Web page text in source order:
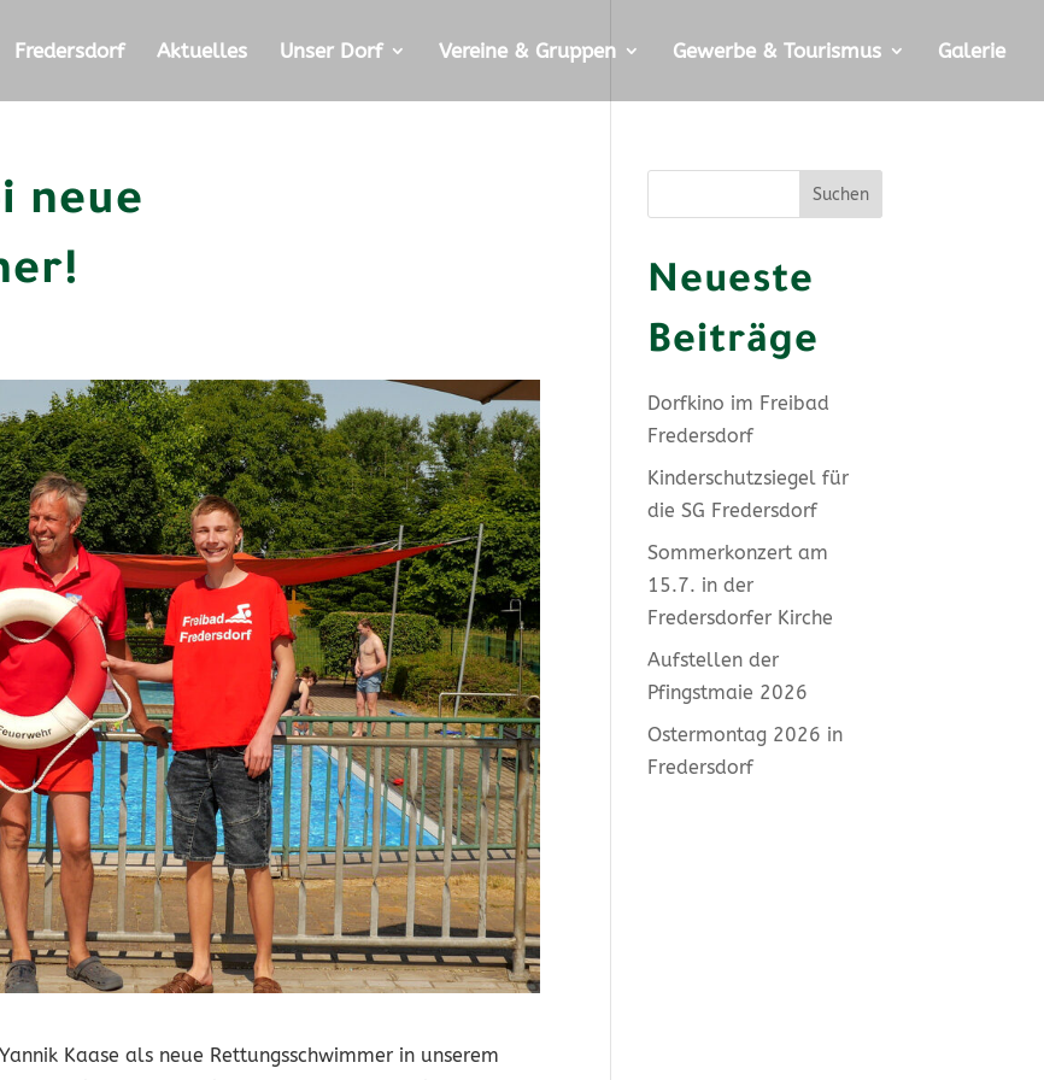
Fredersdorf Aktuelles Unser Dorf Vereine & Gruppen Gewerbe & Tourismus Galerie
neue
Kaase als neue Rettungsschwimmer in unserem
Suchen
Neueste
Beiträge
Dorfkino im Freibad
Fredersdorf
Kinderschutzsiegel für
die SG Fredersdorf
Sommerkonzert am
15.7. in der
Fredersdorfer Kirche
Aufstellen der
Pfingstmaie 2026
Ostermontag 2026 in
Fredersdorf